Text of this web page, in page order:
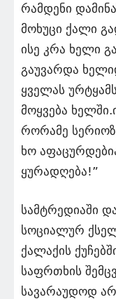
რამდენი
მოხუცი ქალი
ისე კრა ხელი
გაუვარდა
ყველას
მოყვება
რორამე
ხო
ყურადღება!”
სამტრედიაში
სოციალურ
ქალაქის
საფრთხის
სავარაუდოდ